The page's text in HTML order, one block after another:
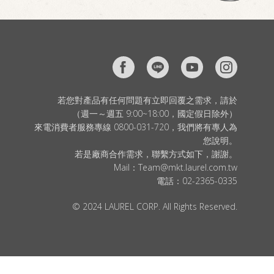
若您對產品有任何問題有立即回覆之需求，請於
（週一～週五 9:00~18:00，國定假日除外）
來電消費者服務專線 0800-031-720，我們將有專人為
您說明。
若是廠商合作需求，聯繫方式如下，謝謝。
Mail： Team@mkt.laurel.com.tw
電話： 02-2365-0335
© 2024 LAUREL CORP. All Rights Reserved.